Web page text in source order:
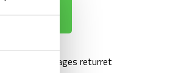
100 dages returret